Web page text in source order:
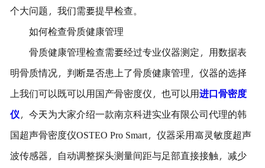
个大问题，我们需要提早检查。
如何检查骨质健康管理
骨质健康管理检查需要经过专业仪器测定，用数据表
明骨质情况，判断是否患上了骨质健康管理，仪器的选择
上我们可以既可以用国产骨密度仪，也可以用进口骨密度
仪，今天为大家介绍一款南京科进实业有限公司代理的韩
国超声骨密度仪OSTEO Pro Smart，仪器采用高灵敏度超声
波传感器，自动调整探头测量间距与足部直接接触，减少